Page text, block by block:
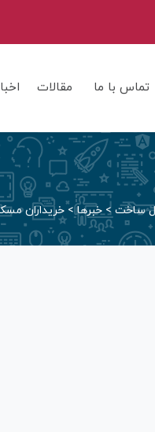
تماس با ما مقالات
>خبرها> خریداران